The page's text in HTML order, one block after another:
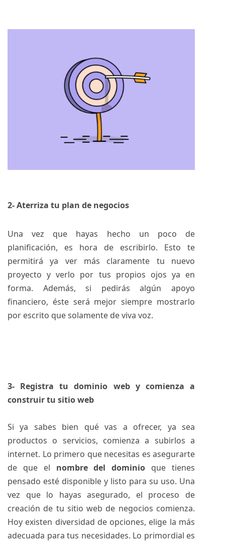
2- Aterriza tu plan de negocios
Una vez que hayas hecho un poco de
planificación, es hora de escribirlo. Esto te
permitirá ya ver más claramente tu nuevo
proyecto y verlo por tus propios ojos ya en
forma. Además, si pedirás algún apoyo
financiero, éste será mejor siempre mostrarlo
por escrito que solamente de viva voz.
3- Registra tu dominio web y comienza a
construir tu sitio web
Si ya sabes bien qué vas a ofrecer, ya sea
productos o servicios, comienza a subirlos a
internet. Lo primero que necesitas es asegurarte
de que el nombre del dominio que tienes
pensado esté disponible y listo para su uso. Una
vez que lo hayas asegurado, el proceso de
creación de tu sitio web de negocios comienza.
Hoy existen diversidad de opciones, elige la más
adecuada para tus necesidades. Lo primordial es